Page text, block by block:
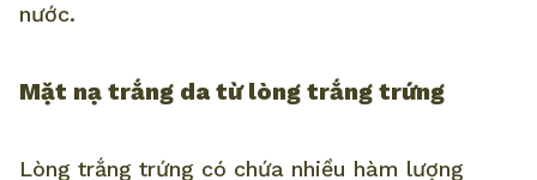
nước.
Mặt nạ trắng da từ lòng trắng trứng
Lòng trắng trứng có chứa nhiều hàm lượng